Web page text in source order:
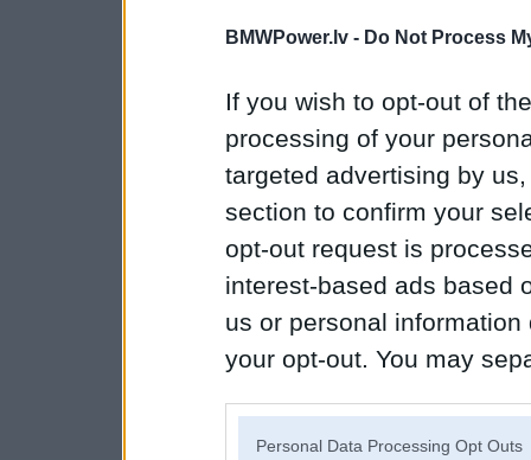
BMWPower.lv - Do Not Process
If you wish to opt-out of
processing of your
targeted advertising by
section to confirm your
opt-out request is
interest-based ads based
us or personal
your opt-out. You may
Personal Data Processing Opt Outs